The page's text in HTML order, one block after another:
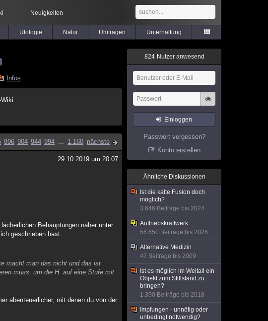
Neuigkeiten
Ufologie Natur Umfragen Unterhaltung
Infos
896 904 944 994 ... 1.160 nächste
29.10.2019 um 20:07
Behauptungen näher unter
geschrieben hast:
macht man das nicht und das ist
muss, um die H. auf eine Stufe mit
abenteuerlicher, mit denen du von der
824 Nutzer anwesend
Einloggen
Passwort vergessen?
Konto erstellen
Ähnliche Diskussionen
Ist die kalte Fusion doch
möglich?
3.646 Beiträge bis 2024
Auftriebskraftwerk
56.650 Beiträge bis 2026
Alternative Medizin
47 Beiträge bis 2009
Ist es möglich im Weltall ein
Objekt zum Stillstand zu
bringen?
1.390 Beiträge bis 2018
Impfungen - unnötig oder
unbedingt notwendig?